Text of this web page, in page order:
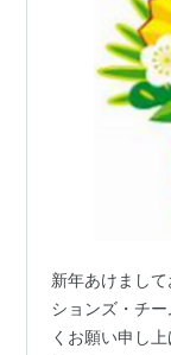
新年あけまし
ションズ・チ
くお願い申し